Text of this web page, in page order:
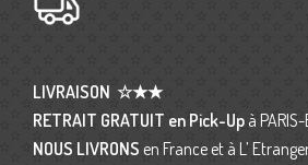
LIVRAISON ☆★★
RETRAIT GRATUIT en Pick-Up à
NOUS LIVRONS en France et à L’